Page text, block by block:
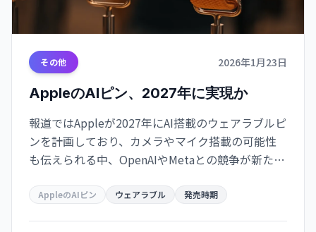
その他 2026年1月23日
AppleのAIピン、2027年に実現か
報道ではAppleが2027年にAI搭載のウェアラブルピ
ンを計画しており、カメラやマイク搭載の可能性
も伝えられる中、OpenAIやMetaとの競争が新たな
ています
AppleのAIピン ウェアラブル 発売時期